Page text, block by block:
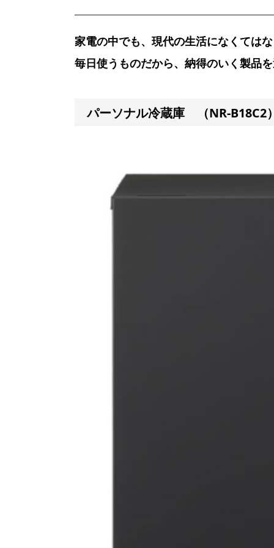
家電の中でも、現代の生活になくては
毎日使うものだから、納得のいく製品
パーソナル冷蔵庫 （NR-B18C2